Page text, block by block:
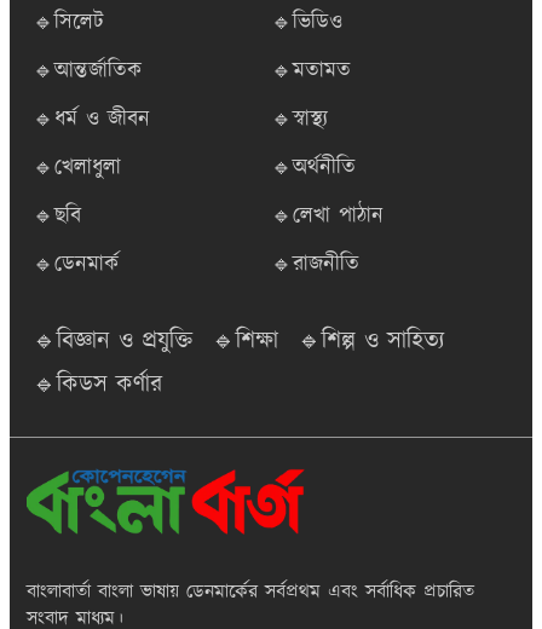
🔹সিলেট
🔹ভিডিও
🔹আন্তর্জাতিক
🔹মতামত
🔹ধর্ম ও জীবন
🔹স্বাস্থ্য
🔹খেলাধুলা
🔹অর্থনীতি
🔹ছবি
🔹লেখা পাঠান
🔹ডেনমার্ক
🔹রাজনীতি
🔹বিজ্ঞান ও প্রযুক্তি 🔹শিক্ষা
🔹শিল্প ও সাহিত্য
🔹কিডস কর্ণার
বাংলাবার্তা বাংলা ভাষায় ডেনমার্কের সর্বপ্রথম এবং সর্বাধিক প্রচারিত
সংবাদ মাধ্যম।